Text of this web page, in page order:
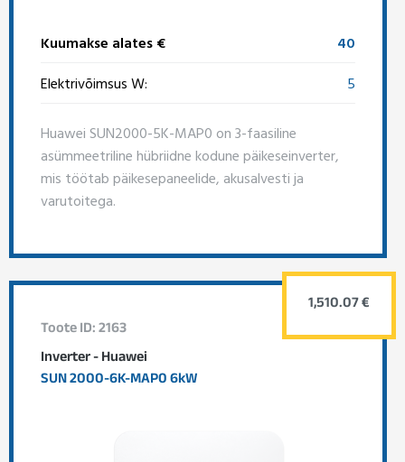
Kuumakse alates €
40
Elektrivõimsus W:
5
Huawei SUN2000-5K-MAP0 on 3-faasiline
asümmeetriline hübriidne kodune päikeseinverter,
mis töötab päikesepaneelide, akusalvesti ja
varutoitega.
Toote ID: 2163
Inverter - Huawei
SUN 2000-6K-MAP0 6kW
1,510.07 €